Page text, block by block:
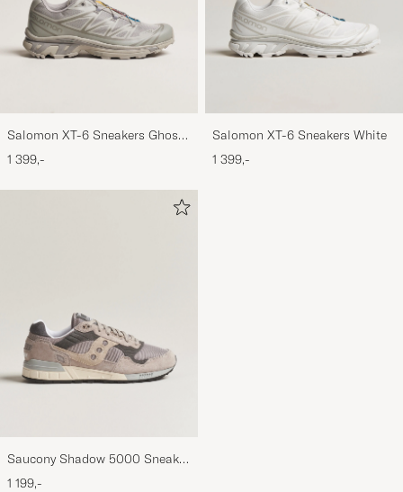
Salomon XT-6 Sneakers Ghost
Gray
1 399,-
Salomon XT-6 Sneakers White
1 399,-
Saucony Shadow 5000 Sneaker
Grey/Grey
1 199,-